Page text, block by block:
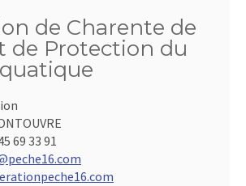
de Charente de
de Protection du
69 33 91